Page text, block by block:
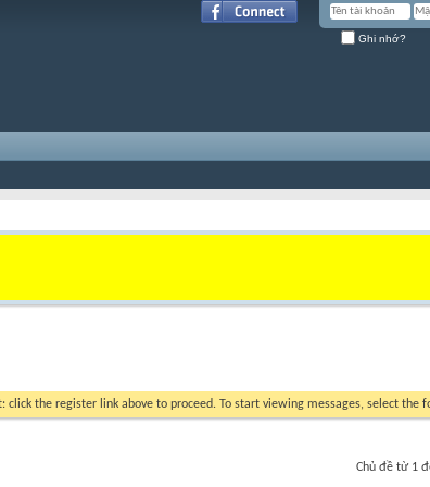
Ghi nhớ?
click the register link above to proceed. To start viewing messages, select
Chủ đề từ 1